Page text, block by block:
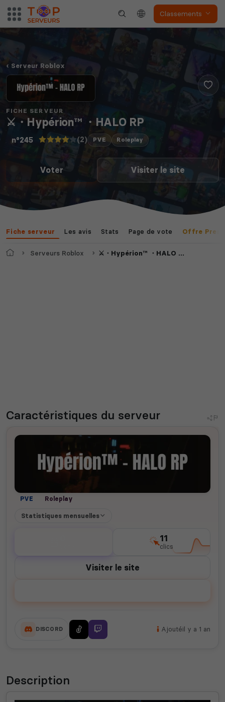
Classements
Serveur Roblox
FICHE SERVEUR
⚔・Hypérion™ ・HALO RP
n°245 (2) PVE Roleplay
Voter Visiter le site
Fiche serveur Les avis Stats Page de vote Offre
AccueilServeurs Roblox ⚔・Hypérion™ ・HALO RP
Caractéristiques du serveur
PVE Roleplay
Statistiques mensuelles
11
clics
Visiter le site
DISCORD Ajoutéil y a 1 an
Description